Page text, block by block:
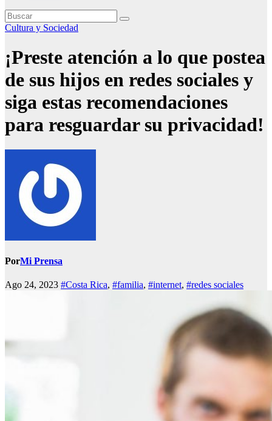
Cultura y Sociedad
¡Preste atención a lo que postea
de sus hijos en redes sociales y
siga estas recomendaciones
para resguardar su privacidad!
PorMi Prensa
Ago 24, 2023 #Costa Rica, #familia, #internet, #redes sociales